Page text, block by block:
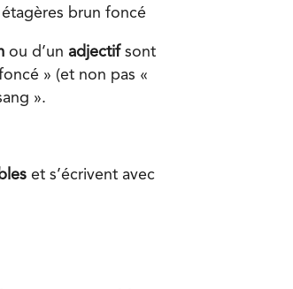
brun foncé
ou d’un adjectifsont
» (et non pas «
».
et s’écrivent avec